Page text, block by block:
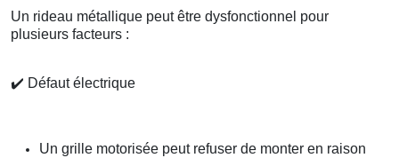
Un rideau métallique peut être dysfonctionnel pour
plusieurs facteurs :
✔️ Défaut électrique
Un grille motorisée peut refuser de monter en raison